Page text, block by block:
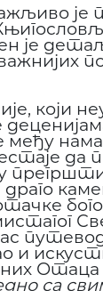
је
је
који
међу
да
и
Отаца
са